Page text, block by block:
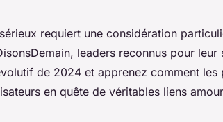
requiert une considération
leaders reconnus pour leur
de 2024 et apprenez comment les
en quête de véritables liens